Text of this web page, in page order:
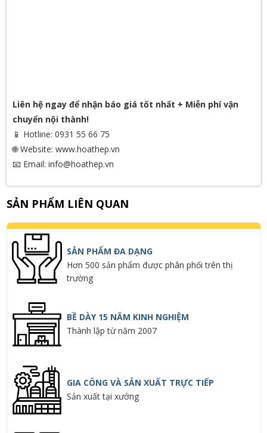
Liên hệ ngay để nhận báo giá tốt nhất + Miễn phí vận
chuyển nội thành!
📱 Hotline: 0931 55 66 75
🌐 Website: www.hoathep.vn
📧 Email: info@hoathep.vn
SẢN PHẨM LIÊN QUAN
SẢN PHẨM ĐA DẠNG
Hơn 500 sản phẩm được phân phối trên thị
trường
BỀ DÀY 15 NĂM KINH NGHIỆM
Thành lập từ năm 2007
GIA CÔNG VÀ SẢN XUẤT TRỰC TIẾP
Sản xuất tại xưởng